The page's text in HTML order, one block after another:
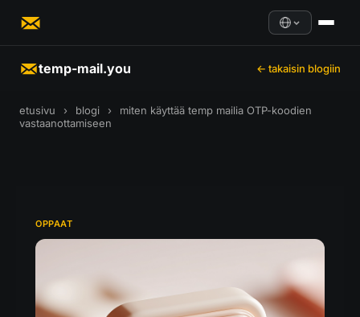
temp-mail.you ← takaisin blogiin
etusivu › blogi ›
miten käyttää temp mailia OTP-koodien
vastaanottamiseen
OPPAAT